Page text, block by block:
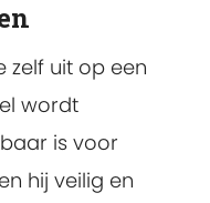
zelf uit op een
wordt
is voor
hij veilig en